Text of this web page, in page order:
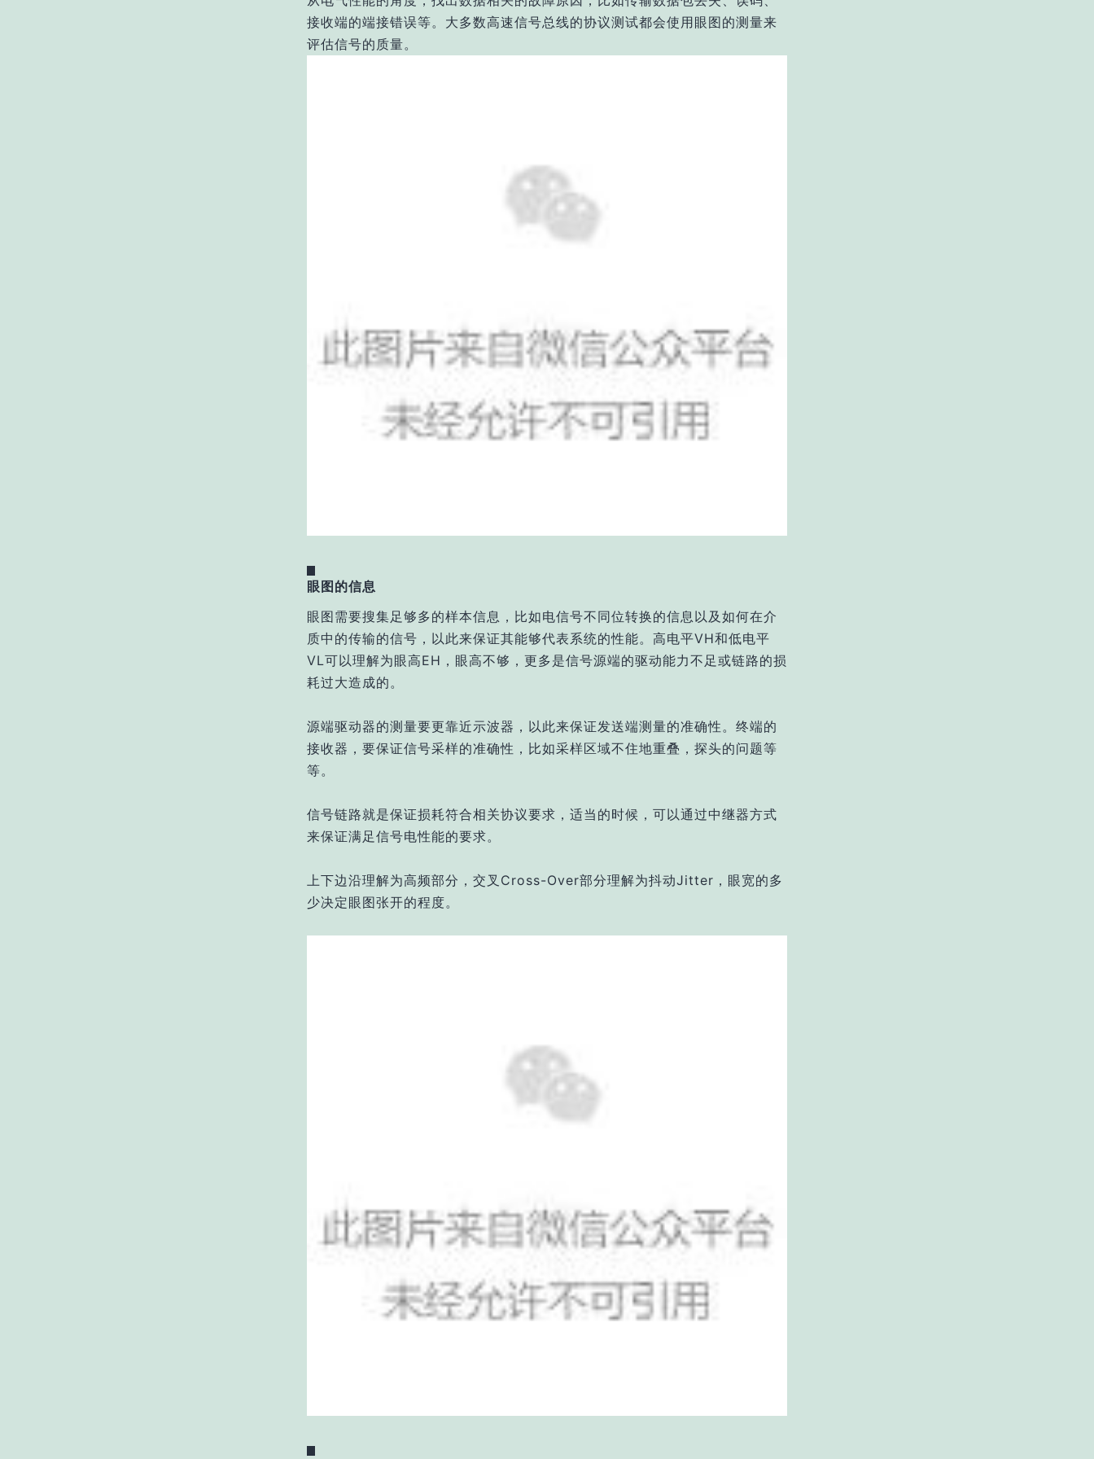
接收端的端接错误等。大多数高速信号总线的协议测试都会使用眼图的测量来
评估信号的质量。
眼图的信息
眼图需要搜集足够多的样本信息，比如电信号不同位转换的信息以及如何在介
质中的传输的信号，以此来保证其能够代表系统的性能。高电平VH和低电平
VL可以理解为眼高EH，眼高不够，更多是信号源端的驱动能力不足或链路的损
耗过大造成的。
源端驱动器的测量要更靠近示波器，以此来保证发送端测量的准确性。终端的
接收器，要保证信号采样的准确性，比如采样区域不住地重叠，探头的问题等
等。
信号链路就是保证损耗符合相关协议要求，适当的时候，可以通过中继器方式
来保证满足信号电性能的要求。
上下边沿理解为高频部分，交叉Cross-Over部分理解为抖动Jitter，眼宽的多
少决定眼图张开的程度。